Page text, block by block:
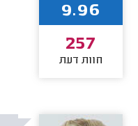
9.96
257
חוות דעת